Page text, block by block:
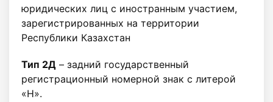
Тип 2Д – задний государственный
регистрационный номерной знак c литерой
«Н».